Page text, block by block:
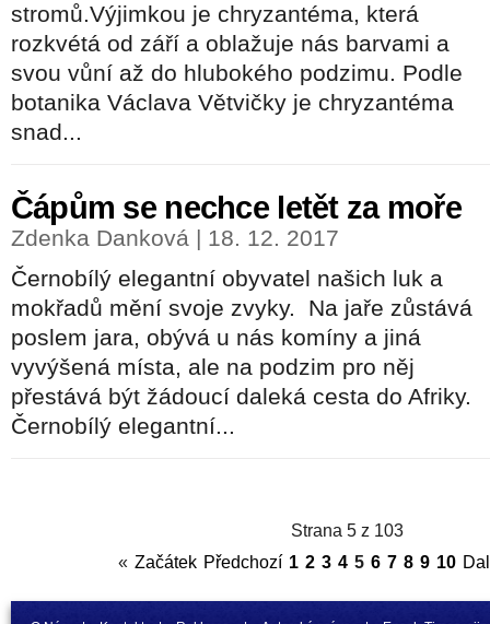
stromů.Výjimkou je chryzantéma, která
rozkvétá od září a oblažuje nás barvami a
svou vůní až do hlubokého podzimu. Podle
botanika Václava Větvičky je chryzantéma
snad...
Čápům se nechce letět za moře
Zdenka Danková | 18. 12. 2017
Černobílý elegantní obyvatel našich luk a
mokřadů mění svoje zvyky. Na jaře zůstává
poslem jara, obývá u nás komíny a jiná
vyvýšená místa, ale na podzim pro něj
přestává být žádoucí daleká cesta do Afriky.
Černobílý elegantní...
Strana 5 z 103
« Začátek Předchozí 1 2 3 4 5 6 7 8 9 10